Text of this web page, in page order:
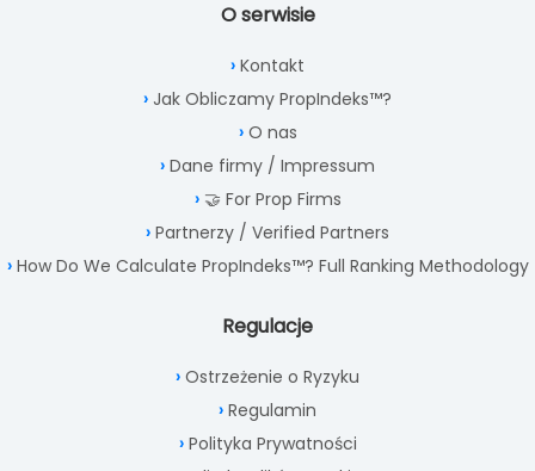
O serwisie
Kontakt
Jak Obliczamy PropIndeks™?
O nas
Dane firmy / Impressum
🤝 For Prop Firms
Partnerzy / Verified Partners
How Do We Calculate PropIndeks™? Full Ranking Methodology
Regulacje
Ostrzeżenie o Ryzyku
Regulamin
Polityka Prywatności